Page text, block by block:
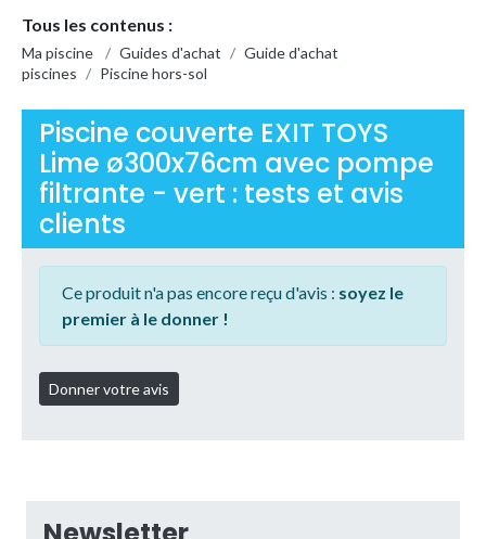
Tous les contenus :
Ma piscine / Guides d'achat / Guide d'achat
piscines / Piscine hors-sol
Piscine couverte EXIT TOYS
Lime ø300x76cm avec pompe
filtrante - vert : tests et avis
clients
Ce produit n'a pas encore reçu d'avis : soyez le
premier à le donner !